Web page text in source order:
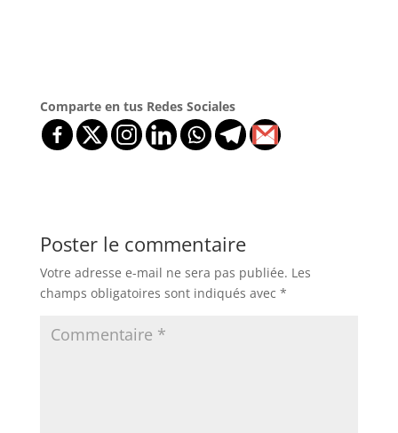
Comparte en tus Redes Sociales
Poster le commentaire
Votre adresse e-mail ne sera pas publiée. Les
champs obligatoires sont indiqués avec *